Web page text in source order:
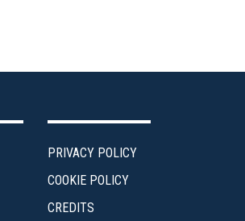
PRIVACY POLICY
COOKIE POLICY
CREDITS